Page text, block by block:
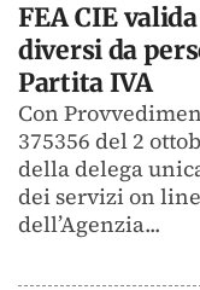
FEA CIE
diversi da
Partita IVA
Con
375356 del 2
della delega
dei servizi on
dell’Agenzia...